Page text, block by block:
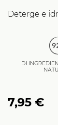
Deterge e
DI
7,95 €